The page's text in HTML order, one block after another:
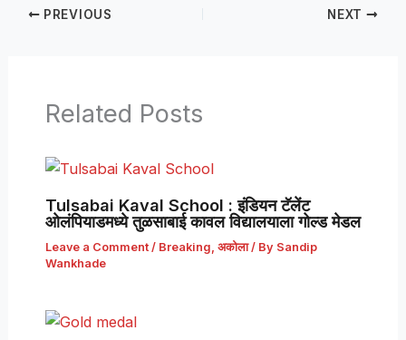
PREVIOUS NEXT
Related Posts
Tulsabai Kaval School : इंडियन टॅलेंट
ओलंपियाडमध्ये तुळसाबाई कावल विद्यालयाला गोल्ड मेडल
Leave a Comment / Breaking अकोला/ By Sandip
Wankhade